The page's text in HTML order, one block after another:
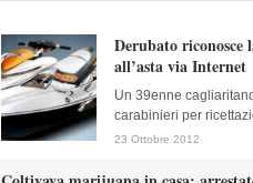
Derubato riconosce
all’asta via Internet
Un 39enne
carabinieri per
23 Ottobre 2012